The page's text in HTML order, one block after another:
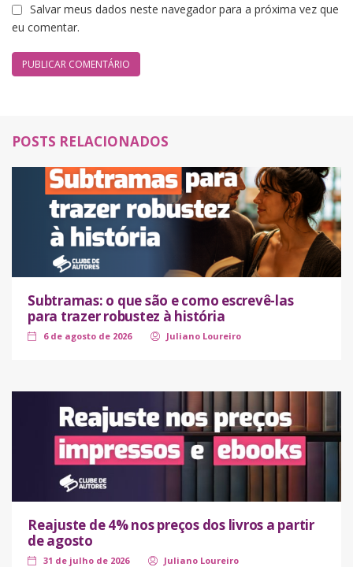
Salvar meus dados neste navegador para a próxima vez que
eu comentar.
POSTS RELACIONADOS
Subtramas: o que são e como escrevê-las
para trazer robustez à história
6 de agosto de 2026 Juliano Loureiro
Reajuste de 4% nos preços dos livros a partir
de agosto
31 de julho de 2026 Juliano Loureiro